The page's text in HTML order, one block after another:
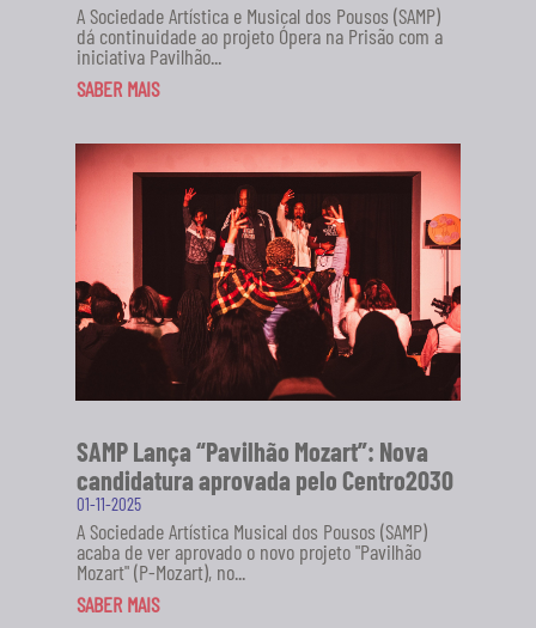
A Sociedade Artística e Musical dos Pousos (SAMP)
dá continuidade ao projeto Ópera na Prisão com a
iniciativa Pavilhão...
SABER MAIS
SAMP Lança “Pavilhão Mozart”: Nova
candidatura aprovada pelo Centro2030
01-11-2025
A Sociedade Artística Musical dos Pousos (SAMP)
acaba de ver aprovado o novo projeto "Pavilhão
Mozart" (P-Mozart), no...
SABER MAIS